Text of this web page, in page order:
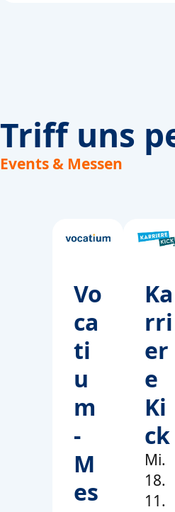
Triff uns
Events & Messen
Vo
ca
ti
u
m
-
M
es
Ka
rri
er
e
Ki
ck
Mi.
18.
11.